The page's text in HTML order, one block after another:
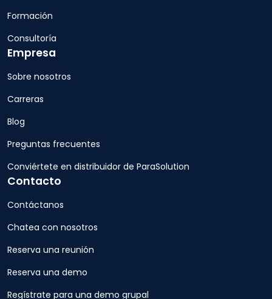
Formación
Consultoría
Empresa
Sobre nosotros
Carreras
Blog
Preguntas frecuentes
Conviértete en distribuidor de ParaSolution
Contacto
Contáctanos
Chatea con nosotros
Reserva una reunión
Reserva una demo
Regístrate para una demo grupal